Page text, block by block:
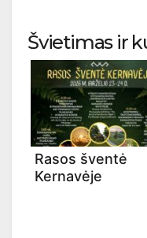
Švietimas ir
Rasos šventė
Kernavėje